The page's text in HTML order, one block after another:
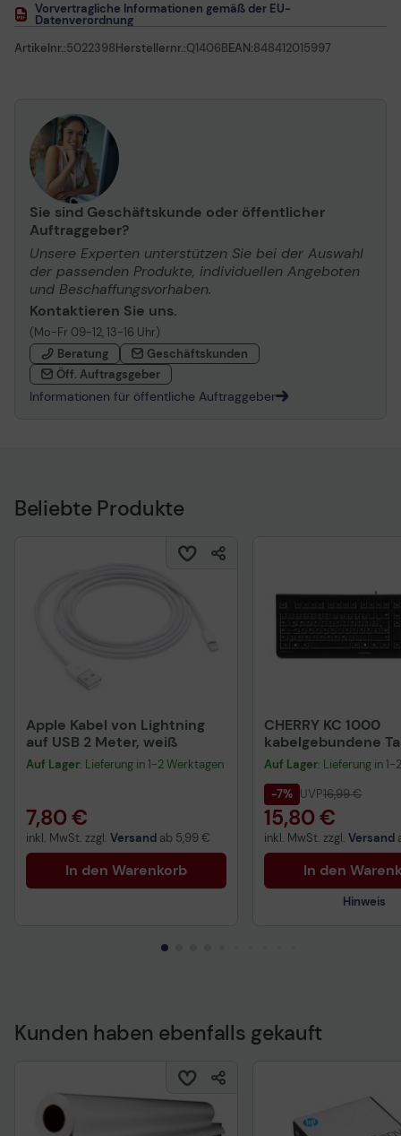
Vorvertragliche Informationen gemäß der EU-
Datenverordnung
Artikelnr.:5022398Herstellernr.:Q1406BEAN:848412015997
Sie sind Geschäftskunde oder öffentlicher
Auftraggeber?
Unsere Experten unterstützen Sie bei der Auswahl
der passenden Produkte, individuellen Angeboten
und Beschaffungsvorhaben.
Kontaktieren Sie uns.
(Mo-Fr 09-12, 13-16 Uhr)
Beratung
Geschäftskunden
Öff. Auftragsgeber
Informationen für öffentliche Auftraggeber
Beliebte Produkte
Apple Kabel von Lightning
auf USB 2 Meter, weiß
Auf Lager: Lieferung in 1-2 Werktagen
7,80 €
inkl. MwSt. zzgl. Versand ab 5,99 €
In den Warenkorb
CHERRY KC 1000
kabelgebundene
QWERTZ DE -
Auf Lager: Lieferung in
-7% UVP16,99 €
15,80 €
inkl. MwSt. zzgl. Versand
In den
Hinweis
Technisches
Kunden haben ebenfalls gekauft